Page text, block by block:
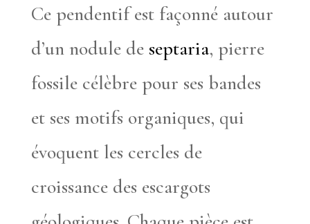
Ce pendentif est façonné autour
d’un nodule de septaria, pierre
fossile célèbre pour ses bandes
et ses motifs organiques, qui
évoquent les cercles de
croissance des escargots